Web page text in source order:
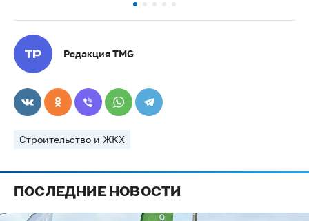
Редакция TMG
Строительство и ЖКХ
ПОСЛЕДНИЕ НОВОСТИ